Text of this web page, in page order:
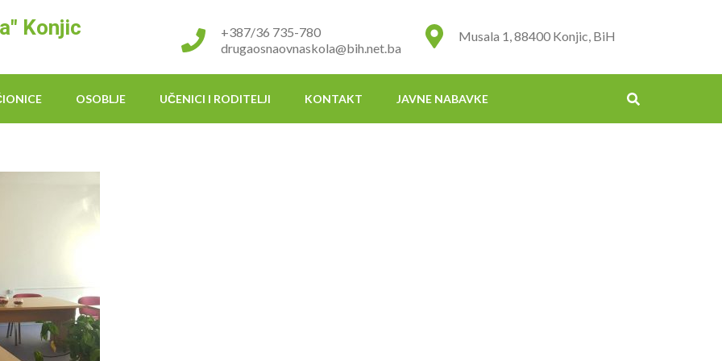
Konjic Musala 1, 88400 Konjic, BiH
+387/36 735-780
drugaosnaovnaskola@bih.net.ba
OSOBLJE UČENICI I RODITELJI KONTAKT JAVNE NABAVKE